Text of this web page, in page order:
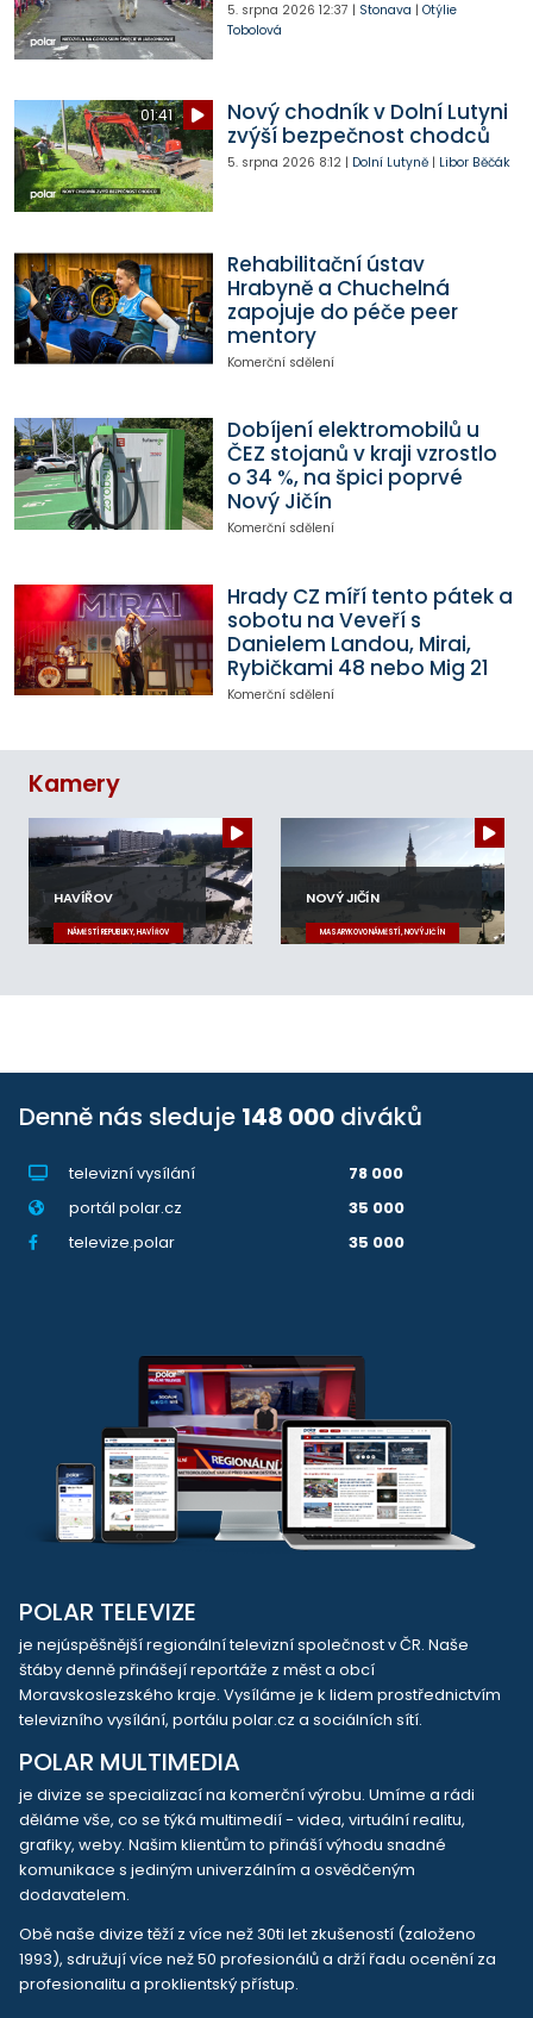
5. srpna 2026 12:37 | Stonava | Otýlie
Tobolová
01:41
Nový chodník v Dolní Lutyni
zvýší bezpečnost chodců
5. srpna 2026 8:12| Dolní Lutyně| Libor Běčák
Rehabilitační ústav
Hrabyně a Chuchelná
zapojuje do péče peer
mentory
Komerční sdělení
Dobíjení elektromobilů u
ČEZ stojanů v kraji vzrostlo
o 34 %, na špici poprvé
Nový Jičín
Komerční sdělení
Hrady CZ míří tento pátek a
sobotu na Veveří s
Danielem Landou, Mirai,
Rybičkami 48 nebo Mig 21
Komerční sdělení
Kamery
HAVÍŘOV
NÁMĚSTÍ REPUBLIKY, HAVÍŘOV
NOVÝ JIČÍN
MASARYKOVO NÁMĚSTÍ, NOVÝ JIČÍN
Denně nás sleduje 148 000 diváků
televizní vysílání
78 000
portál polar.cz
35 000
televize.polar
35 000
POLAR TELEVIZE
je nejúspěšnější regionální televizní společnost v ČR. Naše
štáby denně přinášejí reportáže z měst a obcí
Moravskoslezského kraje. Vysíláme je k lidem prostřednictvím
televizního vysílání, portálu polar.cz a sociálních sítí.
POLAR MULTIMEDIA
je divize se specializací na komerční výrobu. Umíme a rádi
děláme vše, co se týká multimedií - videa, virtuální realitu,
grafiky, weby. Našim klientům to přináší výhodu snadné
komunikace s jediným univerzálním a osvědčeným
dodavatelem.
Obě naše divize těží z více než 30ti let zkušeností (založeno
1993), sdružují více než 50 profesionálů a drží řadu ocenění za
profesionalitu a proklientský přístup.